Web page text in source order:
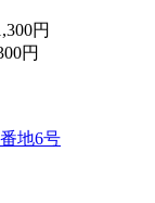
円
円
地6号